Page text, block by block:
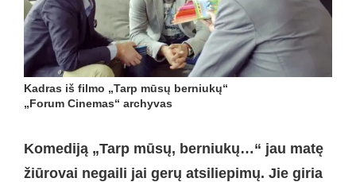
Kadras iš filmo „Tarp mūsų berniukų“
„Forum Cinemas“ archyvas
Komediją „Tarp mūsų, berniukų…“ jau matę
žiūrovai negaili jai gerų atsiliepimų. Jie giria